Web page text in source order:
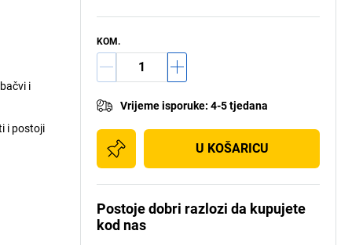
i
i postoji
KOM.
Vrijeme isporuke: 4-5 tjedana
U KOŠARICU
Postoje dobri razlozi da kupujete
kod nas